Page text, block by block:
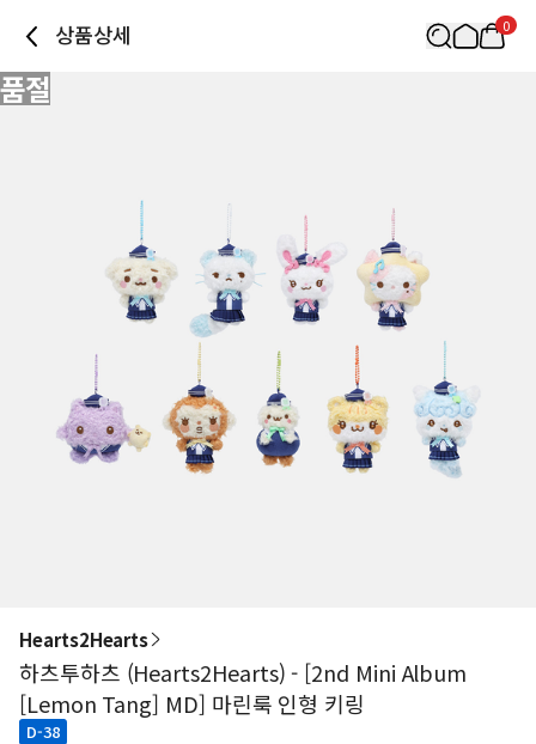
상품상세 0
품절
Hearts2Hearts
하츠투하츠 (Hearts2Hearts) - [2nd Mini Album
[Lemon Tang] MD] 마린룩 인형 키링
D-38